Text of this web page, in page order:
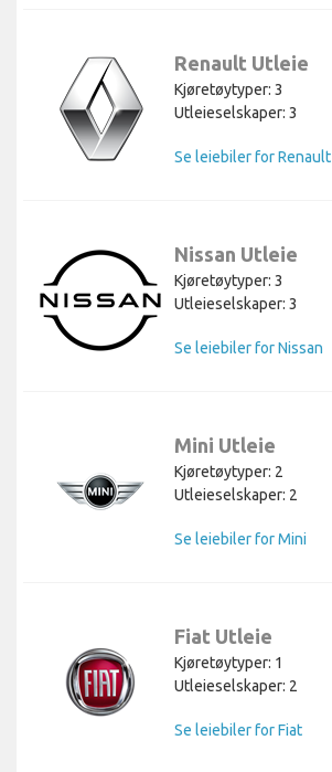
Renault Utleie
Kjøretøytyper: 3
Utleieselskaper: 3
Se leiebiler for Renault
Nissan Utleie
Kjøretøytyper: 3
Utleieselskaper: 3
Se leiebiler for Nissan
Mini Utleie
Kjøretøytyper: 2
Utleieselskaper: 2
Se leiebiler for Mini
Fiat Utleie
Kjøretøytyper: 1
Utleieselskaper: 2
Se leiebiler for Fiat